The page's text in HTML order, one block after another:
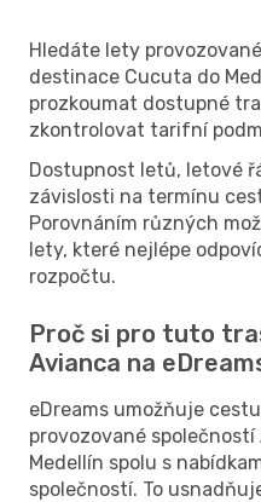
Hledáte lety
destinace Cucuta do
prozkoumat dostupné
zkontrolovat tarifní
Dostupnost letů, letové
závislosti na termínu
Porovnáním různých
lety, které nejlépe
rozpočtu.
Proč si pro tuto
Avianca na
eDreams umožňuje
provozované
Medellín spolu s
společností. To